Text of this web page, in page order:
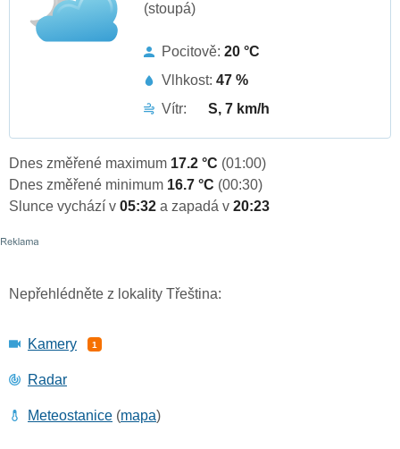
(stoupá)
Pocitově: 20 °C
Vlhkost: 47 %
Vítr:
S, 7 km/h
Dnes změřené maximum 17.2 °C (01:00)
Dnes změřené minimum 16.7 °C (00:30)
Slunce vychází v 05:32 a zapadá v 20:23
Nepřehlédněte z lokality Třeština:
Kamery 1
Radar
Meteostanice (mapa)